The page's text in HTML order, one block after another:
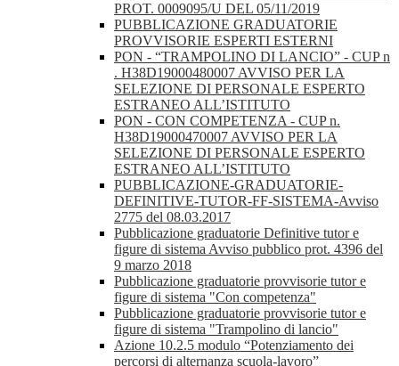
PROT. 0009095/U DEL 05/11/2019
PUBBLICAZIONE GRADUATORIE
PROVVISORIE ESPERTI ESTERNI
PON - “TRAMPOLINO DI LANCIO” - CUP n
. H38D19000480007 AVVISO PER LA
SELEZIONE DI PERSONALE ESPERTO
ESTRANEO ALL’ISTITUTO
PON - CON COMPETENZA - CUP n.
H38D19000470007 AVVISO PER LA
SELEZIONE DI PERSONALE ESPERTO
ESTRANEO ALL’ISTITUTO
PUBBLICAZIONE-GRADUATORIE-
DEFINITIVE-TUTOR-FF-SISTEMA-Avviso
2775 del 08.03.2017
Pubblicazione graduatorie Definitive tutor e
figure di sistema Avviso pubblico prot. 4396 del
9 marzo 2018
Pubblicazione graduatorie provvisorie tutor e
figure di sistema "Con competenza"
Pubblicazione graduatorie provvisorie tutor e
figure di sistema "Trampolino di lancio"
Azione 10.2.5 modulo “Potenziamento dei
percorsi di alternanza scuola-lavoro”